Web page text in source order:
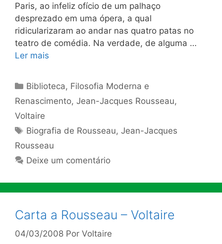
Paris, ao infeliz ofício de um palhaço
desprezado em uma ópera, a qual
ridicularizaram ao andar nas quatro patas no
teatro de comédia. Na verdade, de alguma …
Ler mais
Categorias
Biblioteca, Filosofia Moderna e
Renascimento, Jean-Jacques Rousseau,
Voltaire
Tags
Biografia de Rousseau,Jean-Jacques
Rousseau
Deixe um comentário
Carta a Rousseau – Voltaire
04/03/2008 Por Voltaire